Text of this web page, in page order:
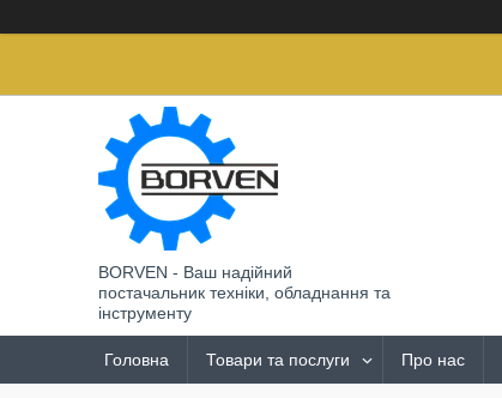
BORVEN - Ваш надійний
постачальник техніки, обладнання та
інструменту
Головна Товари та послуги Про нас